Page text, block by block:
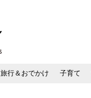
旅行＆おでかけ 子育て